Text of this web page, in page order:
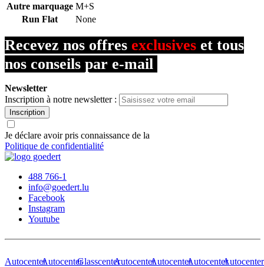
Autre marquage M+S
Run Flat
None
Recevez nos offres exclusives et tous
nos conseils par e-mail
Newsletter
Inscription à notre newsletter :
Inscription
Je déclare avoir pris connaissance de la
Politique de confidentialité
488 766-1
info@goedert.lu
Facebook
Instagram
Youtube
AutocenterAutocenterGlasscenterAutocenterAutocenterAutocenterAutocenter